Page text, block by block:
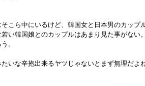
こら中にいるけど、韓国女と日本男のカップ
い韓国娘とのカップルはあまり見た事がない
。
いな辛抱出来るヤツじゃないとまず無理だよね